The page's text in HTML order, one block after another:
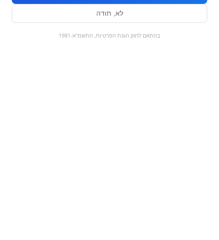
כל המוצרים
0
הקניות שלי מבצעים
לא, תודה
בהתאם לחוק הגנת הפרטיות, התשמ"א-1981